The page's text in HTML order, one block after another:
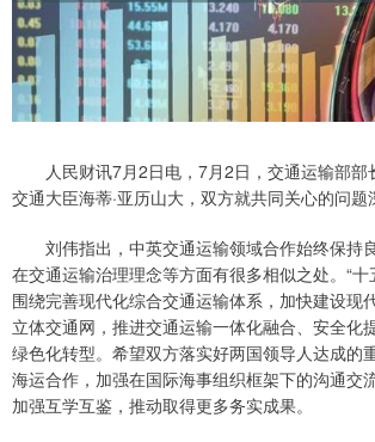
人民财讯7月2日电，7月2日，交通运输部部
交通大臣海蒂·亚历山大，双方就共同关心的问题
刘伟指出，中英交通运输领域合作始终保持
在交通运输治理理念等方面有很多相似之处。“十
围绕完善现代化综合交通运输体系，加快建设现
立体交通网，推进交通运输一体化融合、安全化
绿色化转型。希望双方落实好两国领导人达成的
海运合作，加强在国际海事组织框架下的沟通交
加强互学互鉴，推动取得更多务实成果。